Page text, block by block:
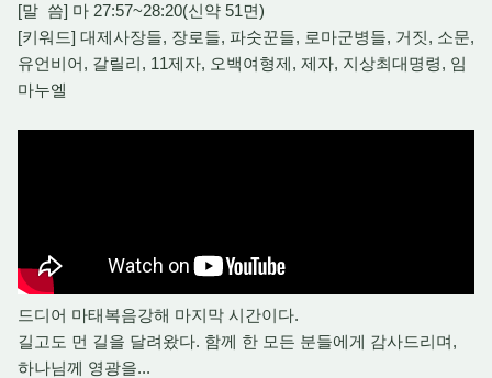
[말 씀] 마 27:57~28:20(신약 51면)
[키워드] 대제사장들, 장로들, 파숫꾼들, 로마군병들, 거짓, 소문,
유언비어, 갈릴리, 11제자, 오백여형제, 제자, 지상최대명령, 임
마누엘
드디어 마태복음강해 마지막 시간이다.
길고도 먼 길을 달려왔다. 함께 한 모든 분들에게 감사드리며,
하나님께 영광을...